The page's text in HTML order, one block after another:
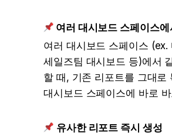
여러 대시보드 스페이스에
여러 대시보드 스페이스 (ex.
세일즈팀 대시보드 등)에서
할 때, 기존 리포트를 그대로
대시보드 스페이스에 바로
유사한 리포트 즉시 생성